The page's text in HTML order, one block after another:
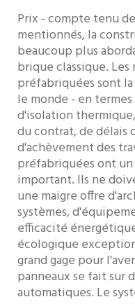
Prix ​​- compte tenu
mentionnés, la
beaucoup plus
brique classique.
préfabriquées sont
le monde - en
d'isolation
du contrat, de délais
d'achèvement des
préfabriquées ont
important. Ils ne
une maigre offre
systèmes,
efficacité
écologique
grand gage pour
panneaux se fait sur
automatiques. Le